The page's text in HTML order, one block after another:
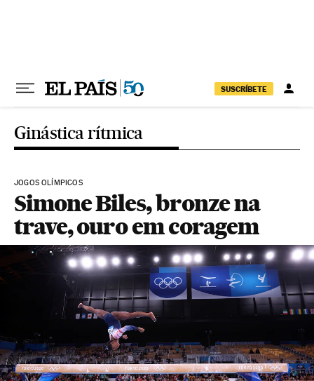
SUSCRÍBETE
Ginástica rítmica
JOGOS OLÍMPICOS
Simone Biles, bronze na
trave, ouro em coragem